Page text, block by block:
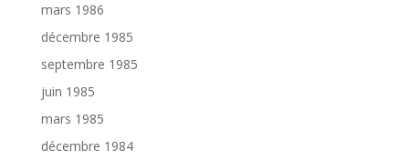
mars 1986
décembre 1985
septembre 1985
juin 1985
mars 1985
décembre 1984